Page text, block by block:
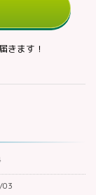
きます！
03